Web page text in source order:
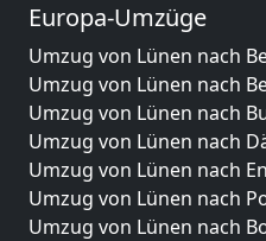
Europa-Umzüge
Umzug von Lünen nach
Umzug von Lünen nach
Umzug von Lünen nach
Umzug von Lünen nach
Umzug von Lünen nach
Umzug von Lünen nach
Umzug von Lünen nach